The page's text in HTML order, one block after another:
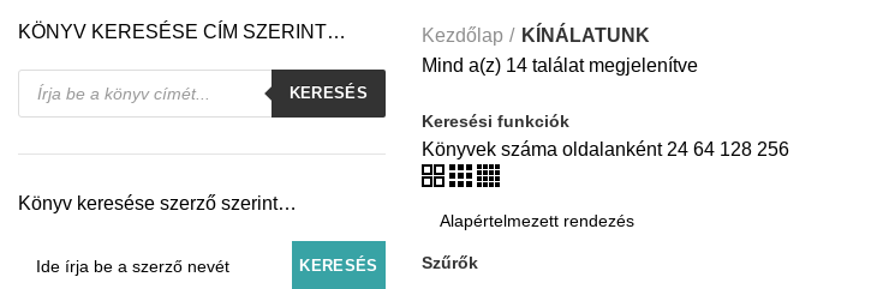
KÖNYV KERESÉSE CÍM SZERINT…
Products
search
KERESÉS
Könyv keresése szerző szerint…
Kezdőlap
KÍNÁLATUNK
Mind a(z) 14 találat megjelenítve
Keresési funkciók
Könyvek száma oldalanként 24 64 128 256
Szűrők